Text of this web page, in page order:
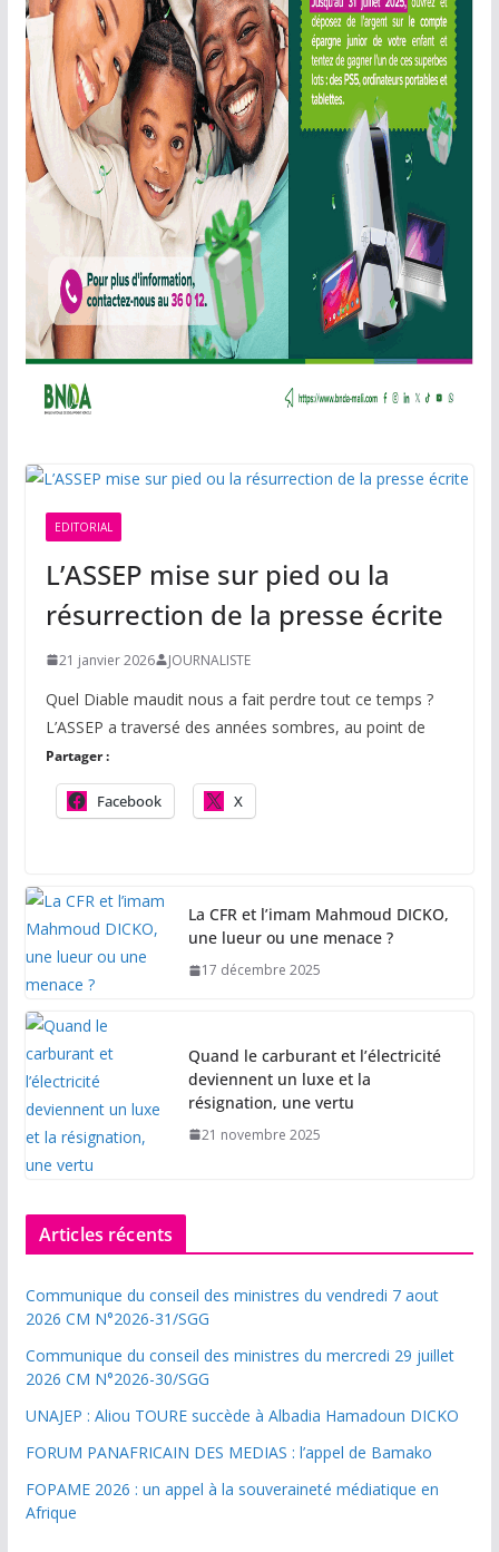
EDITORIAL
L’ASSEP mise sur pied ou la
résurrection de la presse écrite
21 janvier 2026 JOURNALISTE
Quel Diable maudit nous a fait perdre tout ce temps ?
L’ASSEP a traversé des années sombres, au point de
Partager :
Facebook X
La CFR et l’imam Mahmoud DICKO,
une lueur ou une menace ?
17 décembre 2025
Quand le carburant et l’électricité
deviennent un luxe et la
résignation, une vertu
21 novembre 2025
Articles récents
Communique du conseil des ministres du vendredi 7 aout
2026 CM N°2026-31/SGG
Communique du conseil des ministres du mercredi 29 juillet
2026 CM N°2026-30/SGG
UNAJEP : Aliou TOURE succède à Albadia Hamadoun DICKO
FORUM PANAFRICAIN DES MEDIAS : l’appel de Bamako
FOPAME 2026 : un appel à la souveraineté médiatique en
Afrique